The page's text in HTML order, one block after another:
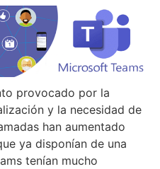
provocado por la
y la necesidad de
han aumentado
ya disponían de una
tenían mucho